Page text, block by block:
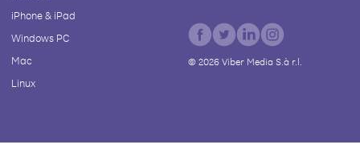
iPhone & iPad
Windows PC
Mac
Linux
© 2026Viber Media S.à r.l.